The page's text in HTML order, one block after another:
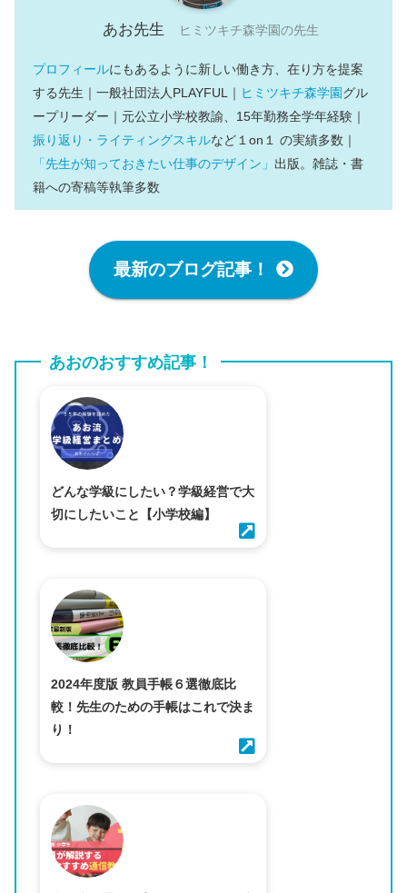
あお先生 ヒミツキチ森学園の先生
プロフィールにもあるように新しい働き方、在り方を提案
する先生｜一般社団法人PLAYFUL｜ ヒミツキチ森学園グル
ープリーダー｜元公立小学校教諭、15年勤務全学年経験｜
振り返り・ライティングスキルなど１on１ の実績多数｜
「先生が知っておきたい仕事のデザイン」 出版。雑誌・書
籍への寄稿等執筆多数
最新のブログ記事！
あおのおすすめ記事！
どんな学級にしたい？学級経営で大
切にしたいこと【小学校編】
2024年度版 教員手帳６選徹底比
較！先生のための手帳はこれで決ま
り！